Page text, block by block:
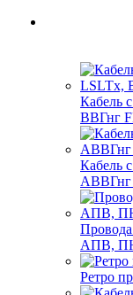
Кабель
ВВГнг
Кабель
АПВ,
Ретро